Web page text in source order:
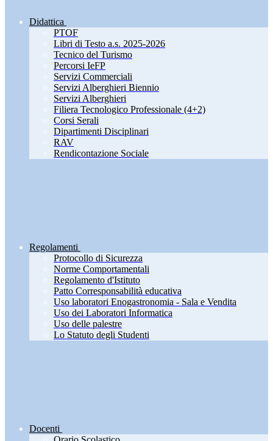
Didattica
PTOF
Libri di Testo a.s. 2025-2026
Tecnico del Turismo
Percorsi IeFP
Servizi Commerciali
Servizi Alberghieri Biennio
Servizi Alberghieri
Filiera Tecnologico Professionale (4+2)
Corsi Serali
Dipartimenti Disciplinari
RAV
Rendicontazione Sociale
Regolamenti
Protocollo di Sicurezza
Norme Comportamentali
Regolamento d'Istituto
Patto Corresponsabilità educativa
Uso laboratori Enogastronomia - Sala e Vendita
Uso dei Laboratori Informatica
Uso delle palestre
Lo Statuto degli Studenti
Docenti